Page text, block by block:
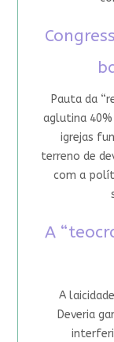
Pauta da
aglutina
igrejas
terreno de
com a
A
A
Deveria